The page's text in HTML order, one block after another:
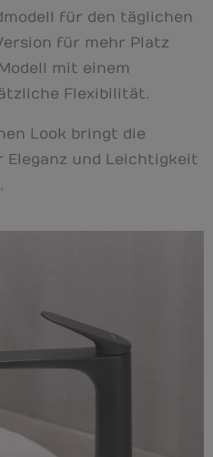
für den täglichen
für mehr Platz
mit einem
Flexibilität.
Look bringt die
und Leichtigkeit